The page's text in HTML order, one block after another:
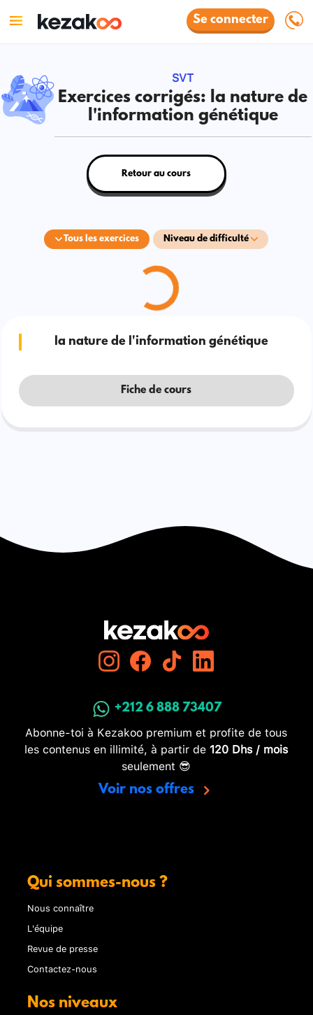
Se connecter
SVT
Exercices corrigés: la nature de
l'information génétique
Tous les exercices Niveau de difficulté
Retour au cours
la nature de l'information génétique
Fiche de cours
+212 6 888 73407
Abonne-toi à Kezakoo premium et profite de tous
les contenus en illimité, à partir de 120 Dhs / mois
seulement 😎
Voir nos offres
Qui sommes-nous ?
Nous connaître
L'équipe
Revue de presse
Contactez-nous
Nos niveaux